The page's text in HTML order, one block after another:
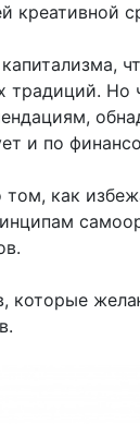
креативной
Но
и по
как
которые